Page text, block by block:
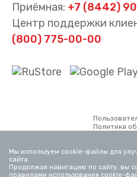
Приёмная: +7 (8442)
Центр поддержки
(800) 775-00-00
Политика
возможно
Мы используем cookie-файлы для
сайта.
Продолжая навигацию по сайту, вы
правилами использования cookie-